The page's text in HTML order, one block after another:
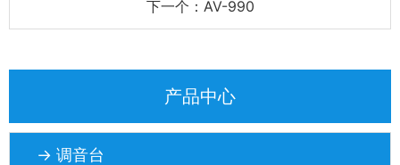
下一个：AV-990
产品中心
→ 调音台